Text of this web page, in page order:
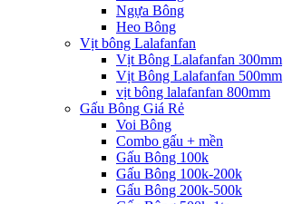
Ngựa Bông
Heo Bông
Vịt bông Lalafanfan
Vịt Bông Lalafanfan 300mm
Vịt Bông Lalafanfan 500mm
vịt bông lalafanfan 800mm
Gấu Bông Giá Rẻ
Voi Bông
Combo gấu + mền
Gấu Bông 100k
Gấu Bông 100k-200k
Gấu Bông 200k-500k